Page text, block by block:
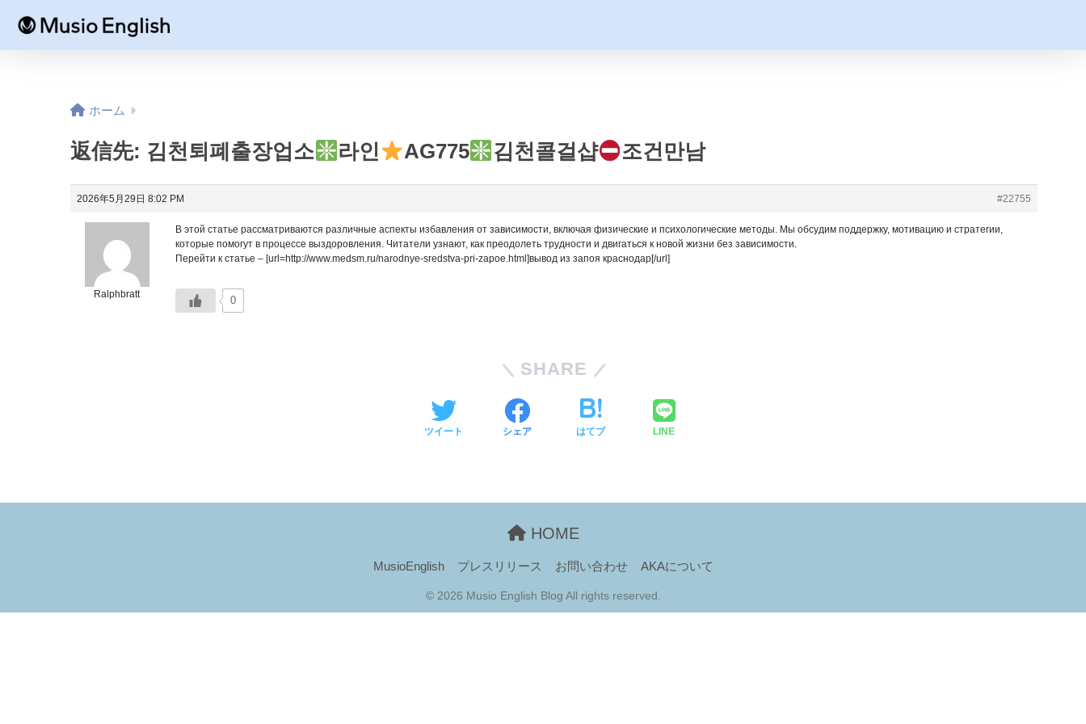
ホーム
返信先: 김천퇴폐출장업소 라인 AG775 김천콜걸샵 조건만남
2026年5月29日 8:02 PM #22755
Ralphbratt
В этой статье рассматриваются различные аспекты избавления от зависимости, включая физические и психологические методы. Мы обсудим поддержку, мотивацию и стратегии,
которые помогут в процессе выздоровления. Читатели узнают, как преодолеть трудности и двигаться к новой жизни без зависимости.
Перейти к статье – [url=http://www.medsm.ru/narodnye-sredstva-pri-zapoe.html]вывод из запоя краснодар[/url]
0
SHARE
ツイート シェア はてブ LINE
HOME
MusioEnglish プレスリリース お問い合わせ AKAについて
© 2026 Musio English Blog All rights reserved.